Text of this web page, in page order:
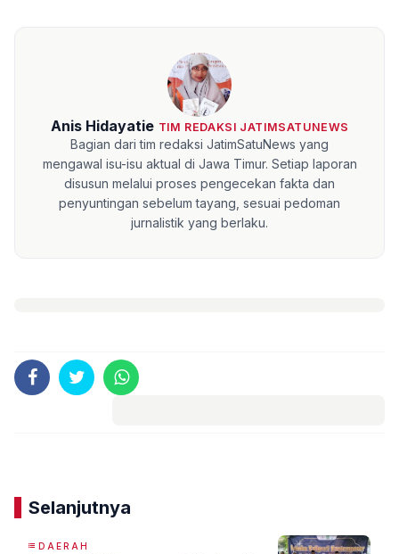
Anis Hidayatie TIM REDAKSI JATIMSATUNEWS
Bagian dari tim redaksi JatimSatuNews yang
mengawal isu-isu aktual di Jawa Timur. Setiap laporan
disusun melalui proses pengecekan fakta dan
penyuntingan sebelum tayang, sesuai pedoman
jurnalistik yang berlaku.
Selanjutnya
DAERAH